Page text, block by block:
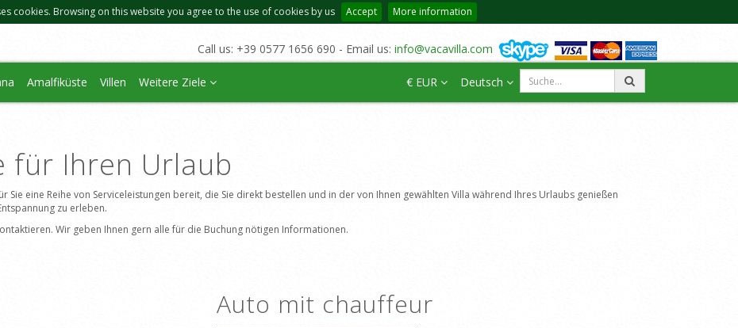
cookies. Browsing on this website you agree to the use of cookies by us Accept More information
Call us: +39 0577 1656 690 - Email us: info@vacavilla.com
Amalfiküste Villen Weitere Ziele € EUR Deutsch
für Ihren Urlaub
Sie eine Reihe von Serviceleistungen bereit, die Sie direkt bestellen und in der von Ihnen gewählten Villa während Ihres Urlaubs genießen
zu erleben.
Wir geben Ihnen gern alle für die Buchung nötigen Informationen.
Auto mit chauffeur